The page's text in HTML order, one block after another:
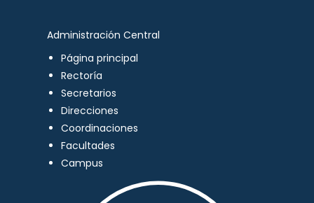
Administración Central
Página principal
Rectoría
Secretarios
Direcciones
Coordinaciones
Facultades
Campus